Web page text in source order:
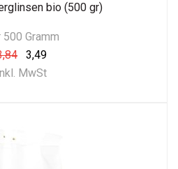
bio (500 gr)
500 Gramm
3,49
MwSt